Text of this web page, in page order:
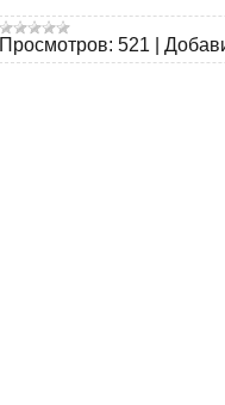
Просмотров: 521 |